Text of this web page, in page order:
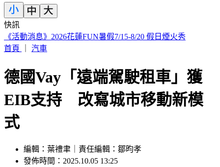
快訊
SBS歌謠大戰／夏日女王壓軸登場 Red Velvet絕美開唱
首頁
汽車
德國Vay「遠端駕駛租車」獲
EIB支持 改寫城市移動新模
式
編輯：葉禮聿｜責任編輯：鄒昀孝
發佈時間：2025.10.05 13:25